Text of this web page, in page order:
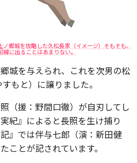
郷城を攻略した久松長家（イメージ）そもそも、
線に出ることはあまりない。
城を与えられ、これを次男の松
もと）に譲りました。
（援：野間口徹）が自刃してし
紀』によると長照を生け捕り
』では伴与七郎（演：新田健
ことが記されています。